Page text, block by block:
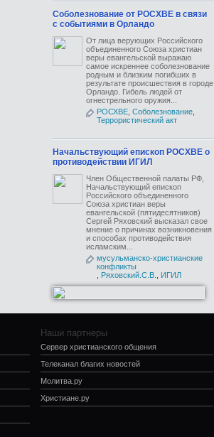
Соболезнование от РОСХВЕ в связи
с событиями в Орландо
От лица верующих Российского
объединенного Союза христиан
веры евангельской выражаю
самое искреннее соболезнование
родным и близким погибших в
результате происшествия в городе
Орландо. Гибель людей от
огнестрельного оружия...
РОСХВЕ Соболезнование
Террористический акт
Начальствующий епископ РОСХВЕ о
противодействии ИГИЛ
Член Общественной палаты РФ,
Начальствующий епископ
Российского объединенного
Союза христиан веры
евангельской (пятидесятников)
Сергей Ряховский высказал свое
мнение о причинах возникновения
и способах противодействия
исламским...
мусульманско-христианские
конфликты
Ряховский.С.В. ИГИЛ
Наши партнеры
Сервер христианского общения
Телеканал благих новостей
Молитва.ру
Христиане.ру